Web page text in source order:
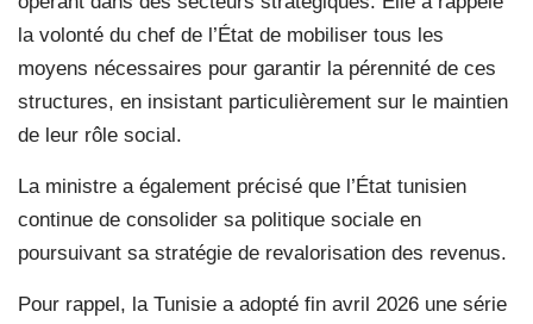
la volonté du chef de l’État de mobiliser tous les
moyens nécessaires pour garantir la pérennité de ces
structures, en insistant particulièrement sur le maintien
de leur rôle social.
La ministre a également précisé que l’État tunisien
continue de consolider sa politique sociale en
poursuivant sa stratégie de revalorisation des revenus.
Pour rappel, la Tunisie a adopté fin avril 2026 une série